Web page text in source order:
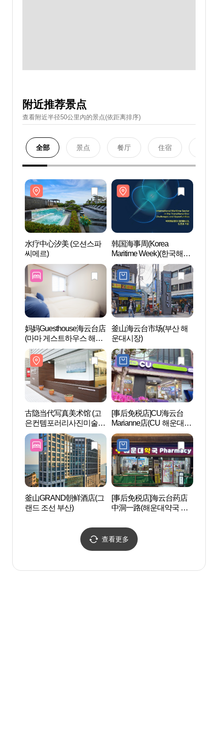
附近推荐景点
查看附近半径50公里內的景点(依距离排序)
全部 景点 餐厅 住宿
水疗中心汐美 (오션스파
씨메르)
韩国海事周(Korea
Maritime Week)(한국해사
주간)
妈妈Guesthouse海云台店
(마마 게스트하우스 해운
대점)
釜山海云台市场(부산 해
운대시장)
古隐当代写真美术馆 (고
은컨템포러리사진미술
관)
[事后免税店]CU海云台
Marianne店(CU 해운대마
리안느점)
釜山GRAND朝鲜酒店(그
랜드 조선 부산)
[事后免税店]海云台药店
中洞一路(해운대약국 중
查看更多